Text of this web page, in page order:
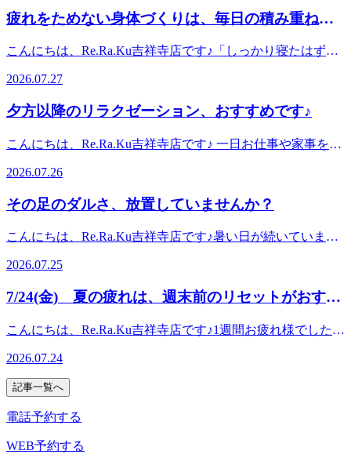
がございます。お電話かオンラインでのご予約をおすすめい
す。==リラク Re.Ra.Ku 吉祥寺店東京都武蔵野市吉祥寺本町
11:00～20:00(最終受付19:20)マッサージ のように気持ちいい
ボディケアリラクゼーションフットケア ハンドケア 肩甲骨
ストレッチ 腸活JR線 中央線 京王線 京王井の頭線 サンロー
ド商店街武蔵野市 吉祥寺 男性スタッフ 女性スタッフ==
ださい。予約状況は変動する可能性がございます。お電話か
オンラインでのご予約をおすすめいたします。スタッフ一
同、ご来店を心よりお待ちしております。==リラク
ル 4F平日11:00～21:00(最終受付20:20)土日祝11:00～20:00(最
ラクゼーションフットケア ハンドケア 肩甲骨 ストレッチ 腸
野市 吉祥寺 男性スタッフ 女性スタッフ==
7/31(金)の予約状況です。13：30～19：40までとご予約頂け
ます。予約状況は変動する可能性がございます。お電話かオ
ンラインでのご予約をおすすめいたします。スタッフ一同、
ご来店を心よりお待ちしております。==リラク Re.Ra.Ku 吉
祥寺店東京都武蔵野市吉祥寺本町1-13-1 板谷ビル 4F平日
19:20)マッサージ のように気持ちいい ボディケアリラクゼ
線 中央線 京王線 京王井の頭線 サンロード商店街武蔵野市
決まりの方はお早めのご予約がおすすめです。～～～～～*
*～～～～～*～～～～～本日7/30(木)の予約状況です。13時
お時間からですと30分のコースのみとなりますのでご了承く
ださい。予約状況は変動する可能性がございます。お電話か
オンラインでのご予約をおすすめいたします。スタッフ一
同、ご来店を心よりお待ちしております。==リラク
Re.Ra.Ku 吉祥寺店東京都武蔵野市吉祥寺本町1-13-1 板谷ビ
ル 4F平日11:00～21:00(最終受付20:20)土日祝11:00～20:00(最
ラクゼーションフットケア ハンドケア 肩甲骨 ストレッチ 腸
活JR線 中央線 京王線 京王井の頭線 サンロード商店街武蔵
野市 吉祥寺 男性スタッフ 女性スタッフ====
ても、身体は休息を必要としていることがあります。身体を
ゆるめる時間を作りませんか？疲れを溜め込み過ぎる前に身
体を整えておくことで、・筋肉の緊張がやわらぐ・血行が促
シュしやすくなります。日々忙しく過ごしている方こそ、自
迎えるためにこれから迎える8月は、さらに暑さが厳しくな
を楽しむためにも、この機会に身体のメンテナンスをしてみ
～＊～～～～～＊～～～～～＊～～～～～＊～～～～～本日
7/29(水)の予約状況です。14：30～16：30までとご予約頂け
ます。予約状況は変動する可能性がございます。お電話かオ
ンラインでのご予約をおすすめいたします。スタッフ一同、
ご来店を心よりお待ちしております。==リラク Re.Ra.Ku 吉
祥寺店東京都武蔵野市吉祥寺本町1-13-1 板谷ビル 4F平日
19:20)マッサージ のように気持ちいい ボディケアリラクゼ
線 中央線 京王線 京王井の頭線 サンロード商店街武蔵野市
ーです！実はカレーには、疲労回復をサポートしてくれる栄
養素やスパイスがたくさん含まれています。まず、具材によ
るビタミンB1が豊富です。疲れやすさやだるさを感じてい
る時に、積極的に摂りたい栄養素のひとつです。さらに、カ
温めたりする働きがあるとされています。暑さで食欲が落ち
やすい夏でも、スパイスの香りで食べやすく感じる方も多い
のではないでしょうか♪また、玉ねぎやにんじん、じゃがい
いのもカレーの魅力です。もちろん、疲れをためないために
のメンテナンスも大切です。筋肉が硬くなると血流が滞りや
身体が重いな…」「肩や腰の疲れがなかなか取れない…」そ
せて全身を丁寧にほぐし、毎日を元気に過ごせるようサポー
トいたします。美味しいカレーで身体の内側から、リラクゼ
ーションで身体の外側から。今年の夏も、元気に乗り切りま
しょう！～～～～～*～～～～～*～～～～～*～～～～～*～
～～～～*～～～～～*～～～～～*～～～～～本日 7 / 28 ( 火
)の予約状況です。12時～15時、19時～20時50分までいつで
らですと30分のコースのみお受けいただけますのでご了承く
オンラインでのご予約をおすすめいたします。スタッフ一
Re.Ra.Ku 吉祥寺店東京都武蔵野市吉祥寺本町1-13-1 板谷ビ
疲れをためない身体づくりは、毎日の積み重ねか
こんにちは、Re.Ra.Ku吉祥寺店です♪「しっかり寝たはずな
なお悩みを抱えている方は少なくありません。セラピストと
して多くのお客様のお身体に触れていると、疲れやすい方に
は共通する生活習慣があるように感じます。今回は、疲れを
間同じ姿勢を続けない💻「良い姿勢」でいることよりも「姿
勢を変えること」が大切と言われています。座りっぱなしや
やすくなります。おすすめは、30～60分に一度立ち上がるこ
負担を軽減できます。② 筋肉の材料になる栄養をしっかり
ん。特に意識したいのは、・たんぱく質（肉・魚・卵・大豆
製品）・ビタミンB群（豚肉・納豆・玄米など）・鉄分やマ
グネシウムこれらは筋肉やエネルギーづくりを支える大切な
栄養素です。食事を抜いてしまうと、疲れが抜けにくくなる
こともあります。③ 軽い運動を習慣にする🚶「疲れている
から動きたくない…」そんな気持ちになることもありますよ
復につながると考えられています。ウォーキングやストレッ
れることがあります。④ 深い呼吸を意識する🌿忙しいと、
呼吸は自然と浅くなりがちです。浅い呼吸が続くと首や肩に
力が入り、自律神経も緊張しやすくなります。ゆっくり鼻か
2026.07.27
夕方以降のリラクゼーション、おすすめです♪
こんにちは、Re.Ra.Ku吉祥寺店です♪ 一日お仕事や家事を頑
パンパン…」そんな疲れを感じていませんか？実は、夕方以
降にお身体をほぐすことには、さまざまなメリットがありま
す🌿① 一日の疲れをその日のうちにリセット✨日中に緊張
なります。「朝起きても疲れが残っている…」という方にも
おすすめです😊② 血行が促され、全身がスッキリ🍀長時間
れることで巡りやすくなります。重だるかった足や肩も軽く
感じられることがあります♪③ リラックスモードに切り替わ
りやすい🌙心地よく身体がゆるむことで、気持ちも自然とリ
やすくなり、ゆったりとした夜を過ごせます😊毎日頑張る
り入れてみてください✨「今日はちょっと疲れたな…」そん
まのご来店を心よりお待ちしております😊✨～～～～～*～
～～～～*～～～～～*～～～～～*～～～～～*～～～～～*
～～～～～*～～～～～本日 7 / 26 ( 日 )の予約状況です。16
2026.07.26
その足のダルさ、放置していませんか？
こんにちは、Re.Ra.Ku吉祥寺店です♪暑い日が続いています
歩く機会が増えたり、お出かけや旅行で歩く時間が長くなっ
たりと、足に負担がかかりやすい季節です。「夕方になると
足が重い...」「ふくらはぎがパンパン…」そんなお悩みを感
すめなのがフットケアです！！足裏を刺激しながら、ふくら
はぎまでしっかりほぐしていくことで、足のだるさや重たい
感覚がスッキリ✨立ち仕事やたくさん歩いた日のケアにもピ
ッタリです。さらにフットケアに+330円で炭酸泡の爽快ス
プレーをお付けできます！炭酸泡による血行促進が期待で
き、ひんやり気持ちいい使用感で、暑い季節の足元ケアにも
すめ！全身を一緒にほぐすことで、よりリラックスでき、全
2026.07.25
7/24(金) 夏の疲れは、週末前のリセットがおすす
こんにちは、Re.Ra.Ku吉祥寺店です♪1週間お疲れ様でした。
すくなります。「しっかり寝たはずなのに疲れが取れない」
「肩や首が重く感じる」「冷房の効いた部屋にいる時間が長
く、身体が冷えている」そんなお悩みはありませんか？夏は
身体に負担がかかりやすい季節です。暑さによる体力の消耗
いています。また、水分補給を意識していても、汗とともに
2026.07.24
記事一覧へ
電話予約する
WEB予約する